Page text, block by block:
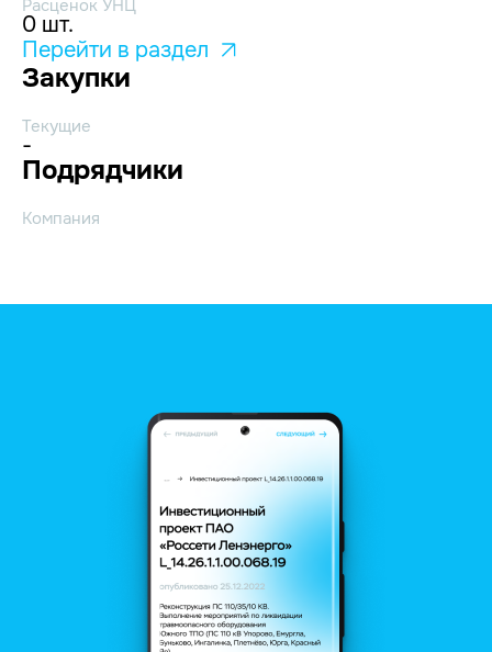
Расценок УНЦ
0 шт.
Перейти в раздел
Закупки
Текущие
-
Подрядчики
Компания